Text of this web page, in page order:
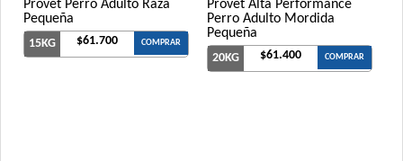
Provet Perro Adulto Raza
Pequeña
15KG $61.700 COMPRAR
Provet Alta Performance
Perro Adulto Mordida
Pequeña
20KG $61.400 COMPRAR